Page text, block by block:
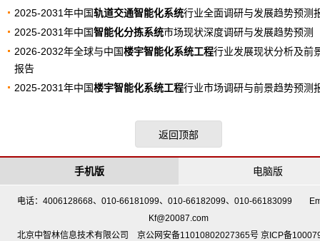
2025-2031年中国轨道交通智能化系统行业全面调研与发展趋势预测
2025-2031年中国智能化分拣系统市场现状深度调研与发展趋势预测
2026-2032年全球与中国楼宇智能化系统工程行业发展现状分析及前
报告
2025-2031年中国楼宇智能化系统工程行业市场调研与前景趋势预测
返回顶部
电脑版
手机版
电话：4006128668、010-66181099、010-66182099、010-66183099
Kf@20087.com
北京中智林信息技术有限公司 京公网安备11010802027365号 京ICP备